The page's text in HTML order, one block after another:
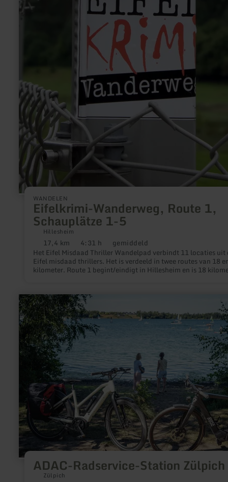
WANDELEN
Eifelkrimi-Wanderweg, Route 1,
Schauplätze 1-5
Hillesheim
Afstand:
17,4 km Duur:
4:31 h Moeilijkheidsgraad:
gemiddeld
Het Eifel Misdaad Thriller Wandelpad verbindt 11 locaties uit
Eifel misdaad thrillers. Het is verdeeld in twee routes van 18
kilometer. Route 1 begint/eindigt in Hillesheim en is 18
ADAC-Radservice-Station Zülpich
Zülpich
meer
informatie
over:
ADAC-
Radservice-
Station
Zülpich